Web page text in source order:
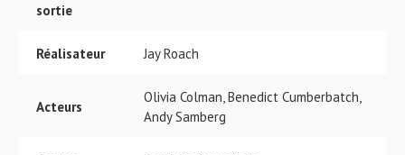
sortie
Réalisateur Jay Roach
Acteurs
Olivia Colman, Benedict Cumberbatch,
Andy Samberg